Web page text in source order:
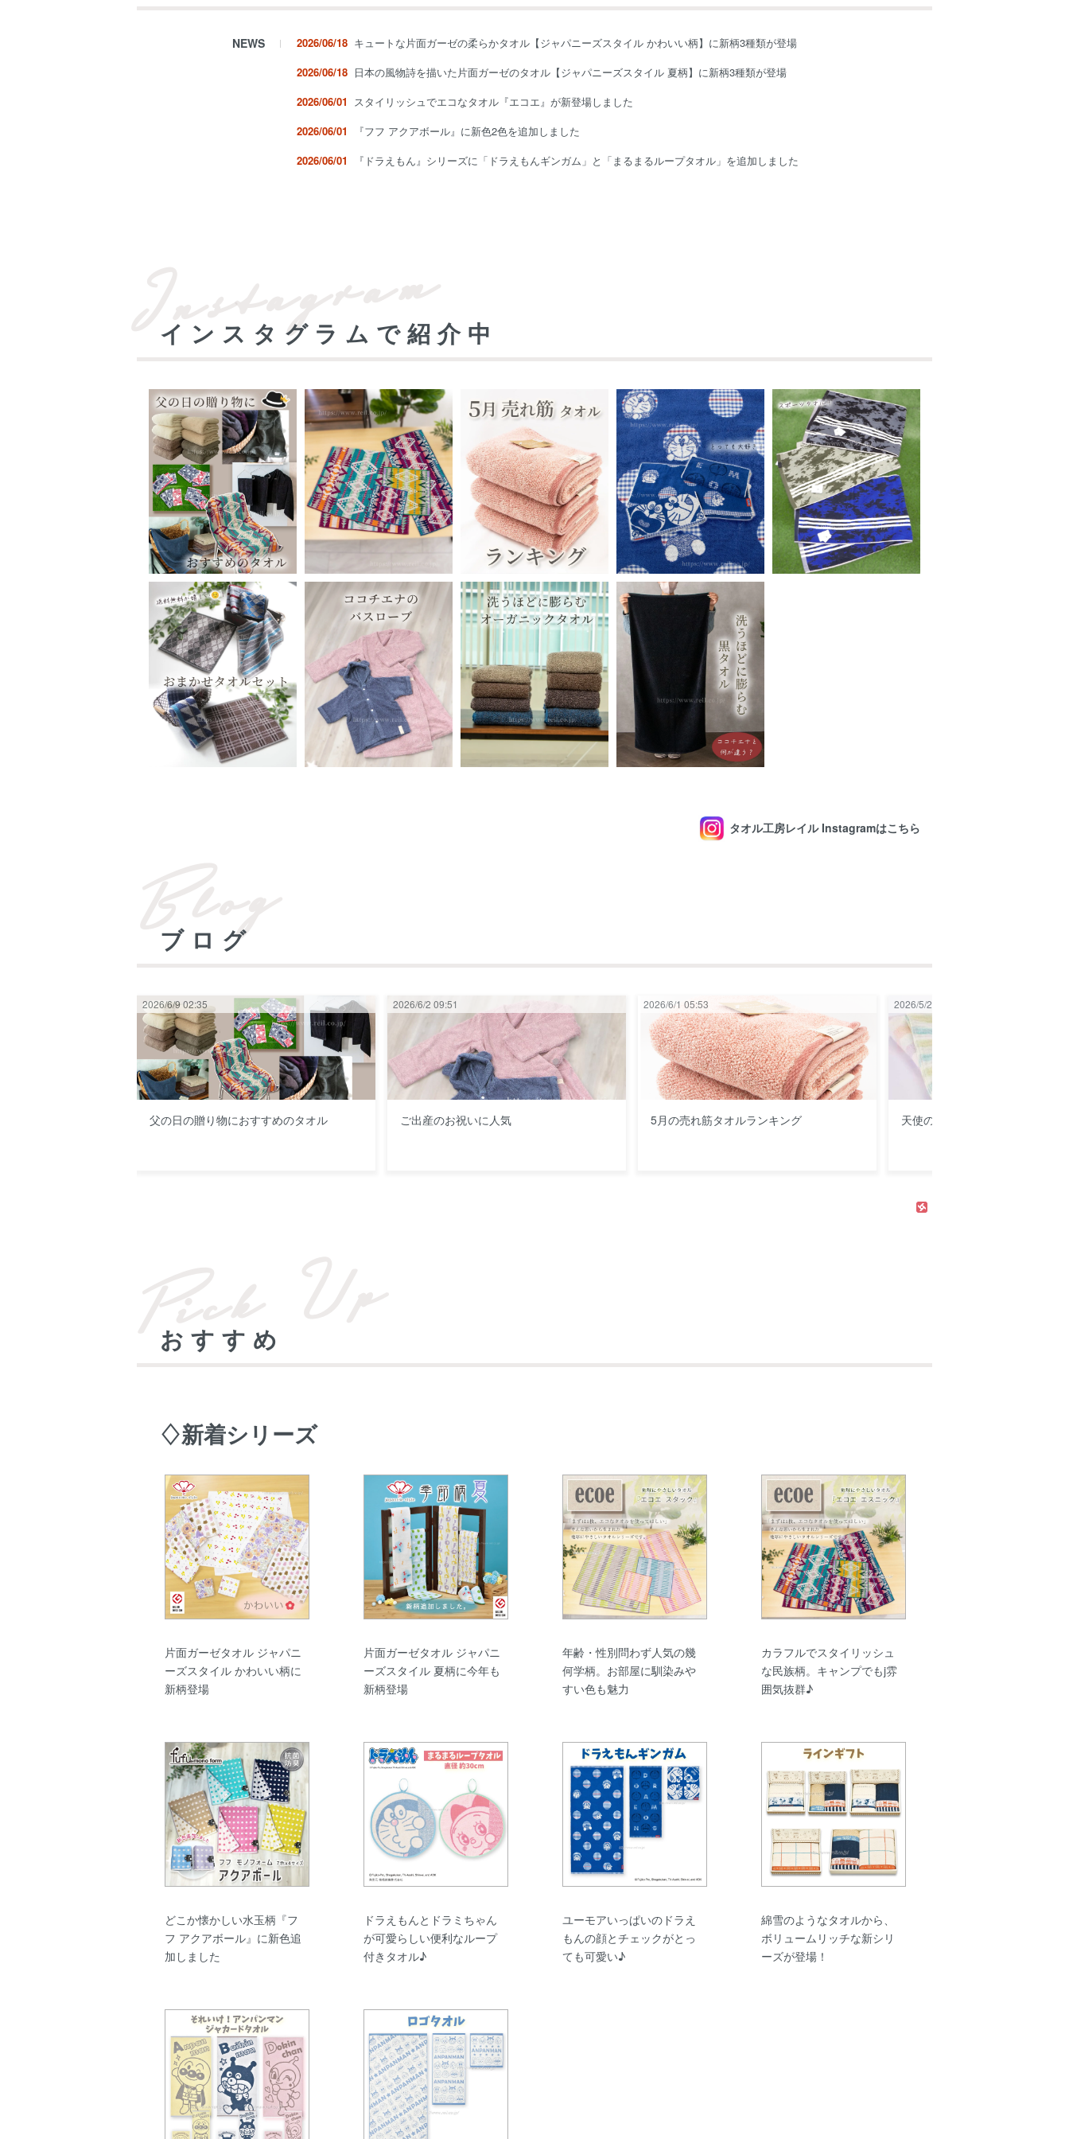
NEWS 2026/06/18 キュートな片面ガーゼの柔らかタオル【ジャパニーズスタイル かわいい柄】に新柄3種類が登場
2026/06/18 日本の風物詩を描いた片面ガーゼのタオル【ジャパニーズスタイル 夏柄】に新柄3種類が登場
2026/06/01 スタイリッシュでエコなタオル『エコエ』が新登場しました
2026/06/01
『フフ アクアボール』に新色2色を追加しました
2026/06/01
『ドラえもん』シリーズに「ドラえもんギンガム」と「まるまるループタオル」を追加しました
インスタグラムで紹介中
タオル工房レイル Instagramはこちら
ブログ
2026/6/9 02:35
父の日の贈り物におすすめのタオル
2026/6/2 09:51
ご出産のお祝いに人気
2026/6/1 05:53
5月の売れ筋タオルランキング
2026/5/21 02:04
天使のガーゼ どれを選べばいい
おすすめ
♢新着シリーズ
片面ガーゼタオル ジャパニ
ーズスタイル かわいい柄に
新柄登場
片面ガーゼタオル ジャパニ
ーズスタイル 夏柄に今年も
新柄登場
年齢・性別問わず人気の幾
何学柄。お部屋に馴染みや
すい色も魅力
カラフルでスタイリッシュ
な民族柄。キャンプでもj雰
囲気抜群♪
どこか懐かしい水玉柄『フ
フ アクアボール』に新色追
加しました
ドラえもんとドラミちゃん
が可愛らしい便利なループ
付きタオル♪
ユーモアいっぱいのドラえ
もんの顔とチェックがとっ
ても可愛い♪
綿雪のようなタオルから、
ボリュームリッチな新シリ
ーズが登場！